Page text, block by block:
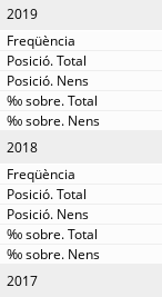
2019
2018
2017